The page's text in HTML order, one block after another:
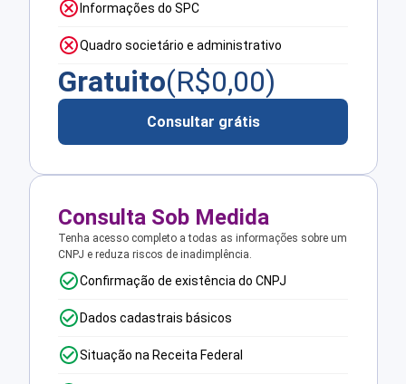
Informações do SPC
Quadro societário e administrativo
Gratuito(R$0,00)
Consultar grátis
Consulta Sob Medida
Tenha acesso completo a todas as informações sobre um
CNPJ e reduza riscos de inadimplência.
Confirmação de existência do CNPJ
Dados cadastrais básicos
Situação na Receita Federal